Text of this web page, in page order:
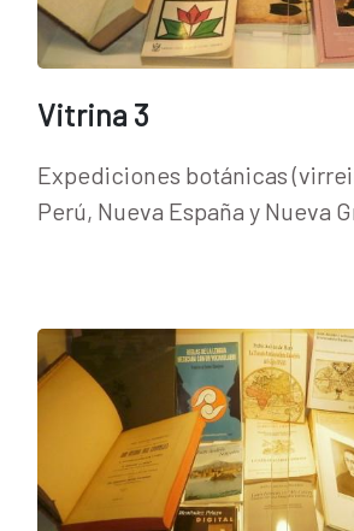
Vitrina 3
Expediciones botánicas
Perú, Nueva España y Nueva